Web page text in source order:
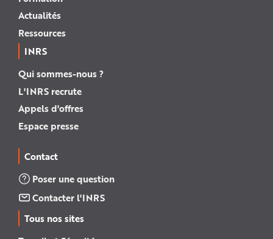
Actualités
Ressources
INRS
Qui sommes-nous ?
L'INRS recrute
Appels d'offres
Espace presse
Contact
Poser une question
Contacter l'INRS
Tous nos sites